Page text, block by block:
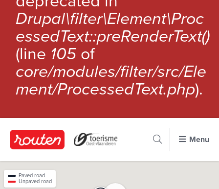
Drupal\filter\Element\Proc
essedText::preRenderText()
(line 105 of
core/modules/filter/src/Ele
ment/ProcessedText.php).
Menu
Cancel
Paved road
Unpaved road